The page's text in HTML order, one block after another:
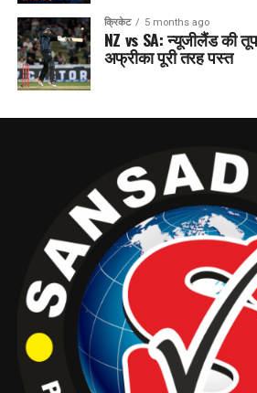
क्रिकेट 5 months ago
NZ vs SA: न्यूजीलैंड की
अफ्रीका पूरी तरह पस्त